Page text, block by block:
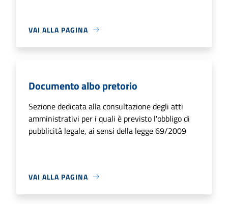
VAI ALLA PAGINA
Documento albo pretorio
Sezione dedicata alla consultazione degli atti
amministrativi per i quali è previsto l'obbligo di
pubblicità legale, ai sensi della legge 69/2009
VAI ALLA PAGINA